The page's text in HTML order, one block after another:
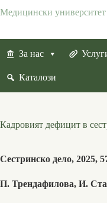
to
Медицински
За нас
Каталози
Кадровият дефицит в
Сестринско дело, 2025,
П. Трендафилова, И.